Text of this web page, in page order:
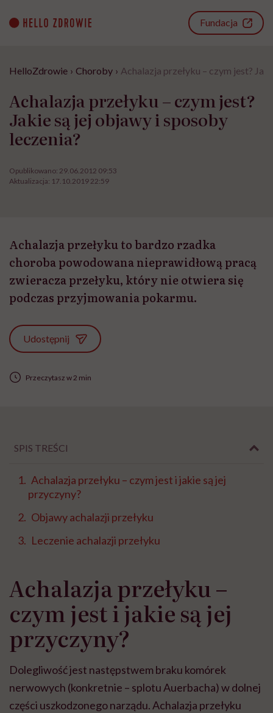
content
Fundacja
HelloZdrowie › Choroby › Achalazja przełyku – czym jest?
Achalazja przełyku – czym jest?
Jakie są jej objawy i sposoby
leczenia?
Opublikowano: 29.06.2012 09:53
Aktualizacja: 17.10.2019 22:59
Achalazja przełyku to bardzo rzadka
choroba powodowana nieprawidłową pracą
zwieracza przełyku, który nie otwiera się
podczas przyjmowania pokarmu.
Udostępnij
Przeczytasz w 2 min
SPIS TREŚCI
Achalazja przełyku – czym jest i jakie są jej
przyczyny?
Objawy achalazji przełyku
Leczenie achalazji przełyku
Achalazja przełyku –
czym jest i jakie są jej
przyczyny?
Dolegliwość jest następstwem braku komórek
nerwowych (konkretnie – splotu Auerbacha) w dolnej
części uszkodzonego narządu. Achalazja przełyku